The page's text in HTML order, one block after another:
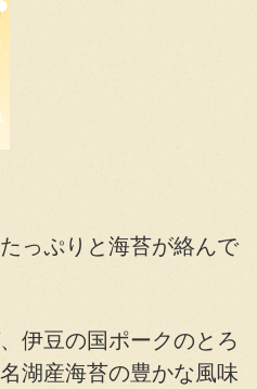
っぷりと海苔が絡んで
伊豆の国ポークのとろ
湖産海苔の豊かな風味